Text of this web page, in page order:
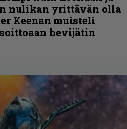
nulikan yrittävän olla
Keenan muisteli
hevijätin